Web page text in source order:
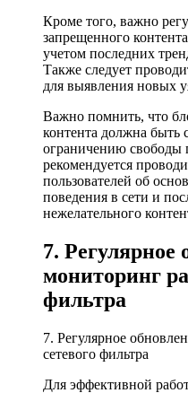
Кроме того, важно
запрещенного
учетом последних
Также следует
для выявления новых
Важно помнить, что
контента должна быть
ограничению свободы
рекомендуется
пользователей об
поведения в сети и
нежелательного
7. Регулярное
мониторинг
фильтра
7. Регулярное
сетевого фильтра
Для эффективной